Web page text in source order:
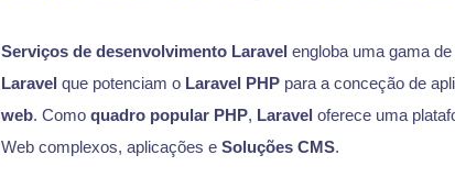
Serviços de desenvolvimento Laravel engloba uma gama
Laravel que potenciam o Laravel PHPpara a conceção de
web. Como quadro popular PHP, Laravel oferece uma
Web complexos, aplicações e Soluções CMS.